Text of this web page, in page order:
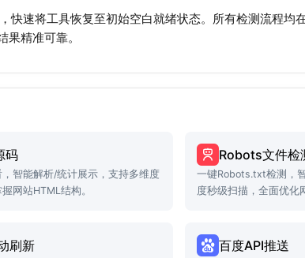
快速将工具恢复至初始空白就绪状态。所有检测流程均
精准可靠。
码
智能解析/统计展示，支持多维度
网站HTML结构。
Robots文件检
一键Robots.txt检测，
度秒级扫描，全面优化
刷新 百度API推送